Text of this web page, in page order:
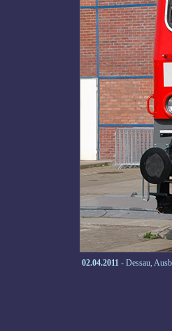
02.04.2011 - Dessau,